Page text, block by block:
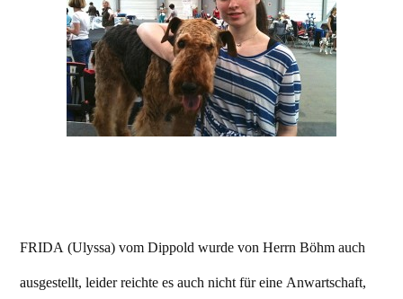
FRIDA (Ulyssa) vom Dippold wurde von Herrn Böhm auch
ausgestellt, leider reichte es auch nicht für eine Anwartschaft,